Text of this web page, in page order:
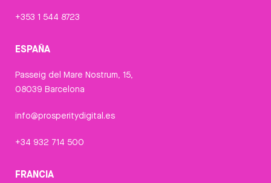
+353 1 544 8723
ESPAÑA
Passeig del Mare Nostrum, 15,
08039 Barcelona
info@prosperitydigital.es
+34 932 714 500
FRANCIA